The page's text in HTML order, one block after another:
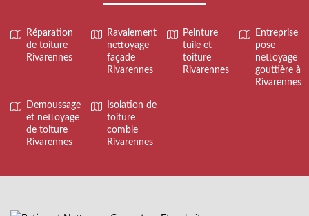
Réparation
de toiture
Rivarennes
Ravalement
nettoyage
façade
Rivarennes
Peinture
tuile et
toiture
Rivarennes
Entreprise
pose
nettoyage
gouttière à
Rivarennes
Demoussage
et nettoyage
de toiture
Rivarennes
Isolation de
toiture
comble
Rivarennes